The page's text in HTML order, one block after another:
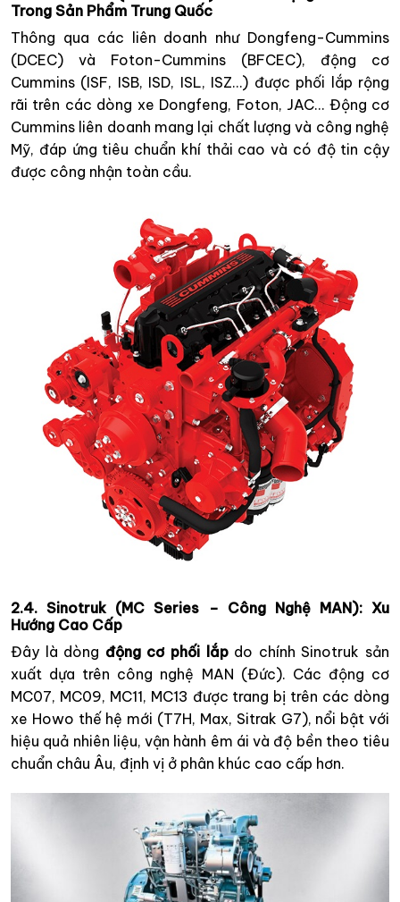
Trong Sản Phẩm Trung Quốc
Thông qua các liên doanh như Dongfeng-Cummins
(DCEC) và Foton-Cummins (BFCEC), động cơ
Cummins (ISF, ISB, ISD, ISL, ISZ…) được phối lắp rộng
rãi trên các dòng xe Dongfeng, Foton, JAC… Động cơ
Cummins liên doanh mang lại chất lượng và công nghệ
Mỹ, đáp ứng tiêu chuẩn khí thải cao và có độ tin cậy
được công nhận toàn cầu.
2.4. Sinotruk (MC Series – Công Nghệ MAN): Xu
Hướng Cao Cấp
Đây là dòng động cơ phối lắpdo chính Sinotruk sản
xuất dựa trên công nghệ MAN (Đức). Các động cơ
MC07, MC09, MC11, MC13 được trang bị trên các dòng
xe Howo thế hệ mới (T7H, Max, Sitrak G7), nổi bật với
hiệu quả nhiên liệu, vận hành êm ái và độ bền theo tiêu
chuẩn châu Âu, định vị ở phân khúc cao cấp hơn.